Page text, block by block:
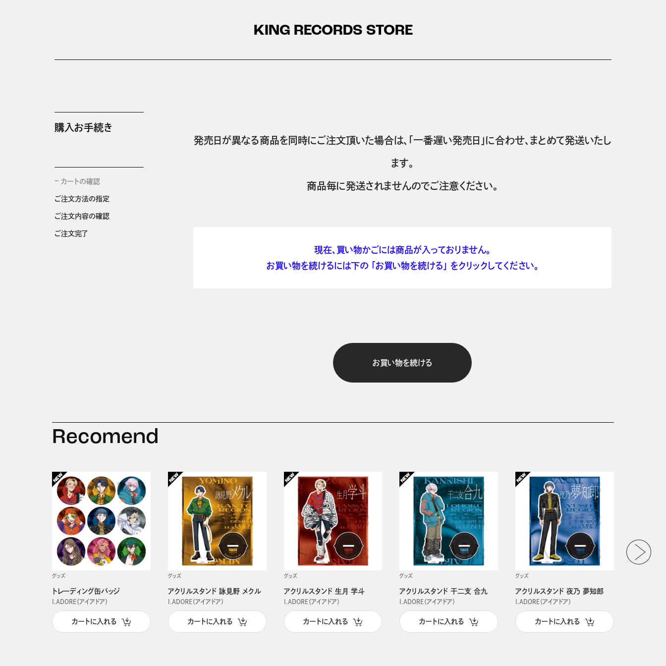
KING RECORDS STORE
購入お手続き
カートの確認
ご注文方法の指定
ご注文内容の確認
ご注文完了
発売日が異なる商品を同時にご注文頂いた場合は、「一番遅い発売日」に合わせ、まとめて発送いたし
ます。
商品毎に発送されませんのでご注意ください。
現在、買い物かごには商品が入っておりません。
お買い物を続けるには下の 「お買い物を続ける」 をクリックしてください。
お買い物を続ける
Recomend
グッズ
トレーディング缶バッジ
I.ADORE（アイアドア）
カートに入れる
グッズ
アクリルスタンド 詠見野 メクル
I.ADORE（アイアドア）
カートに入れる
グッズ
アクリルスタンド 生月 学斗
I.ADORE（アイアドア）
カートに入れる
グッズ
アクリルスタンド 干二支 合九
I.ADORE（アイアドア）
カートに入れる
グッズ
アクリルスタンド 夜乃 夢知郎
I.ADORE（アイアドア）
カートに入れる